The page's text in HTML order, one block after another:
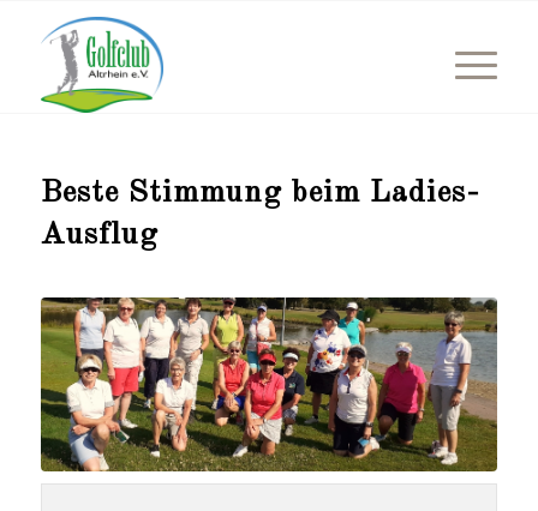
Beste Stimmung beim Ladies-
Ausflug